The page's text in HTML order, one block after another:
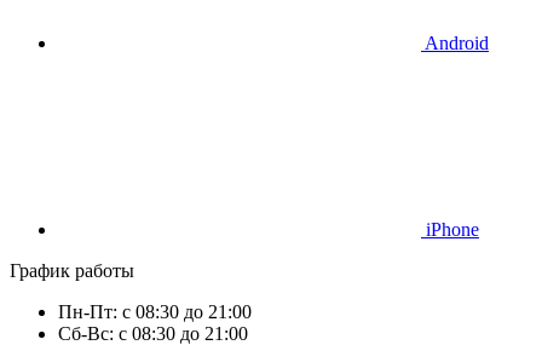
Android
iPhone
График работы
Пн-Пт: с 08:30 до 21:00
Сб-Вс: с 08:30 до 21:00